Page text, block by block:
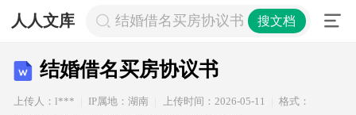
人人文库 结婚借名买房协议书 搜文档
结婚借名买房协议书
上传人：l*** IP属地：湖南 上传时间：2026-05-11
格式：